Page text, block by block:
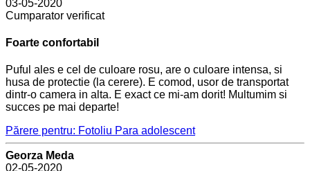
03-05-2020
Cumparator verificat
Foarte confortabil
Puful ales e cel de culoare rosu, are o culoare intensa, si
husa de protectie (la cerere). E comod, usor de transportat
dintr-o camera in alta. E exact ce mi-am dorit! Multumim si
succes pe mai departe!
Părere pentru: Fotoliu Para adolescent
Georza Meda
02-05-2020